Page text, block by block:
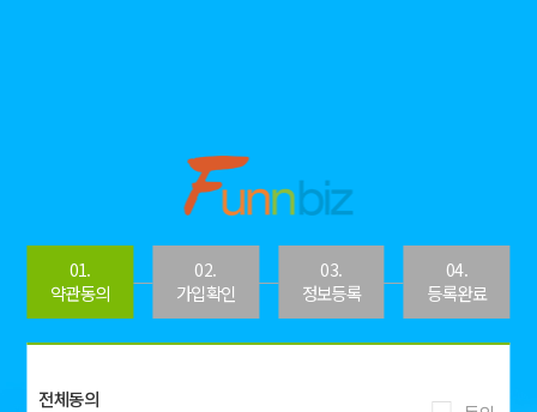
01.
약관동의
02.
가입확인
03.
정보등록
04.
등록완료
전체동의